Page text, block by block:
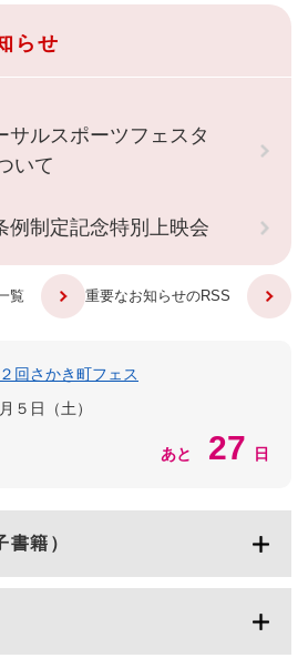
らせ
サルスポーツフェスタ
いて
例制定記念特別上映会
覧 重要なお知らせのRSS
回さかき町フェス
５日（土）
あと 27 日
籍）